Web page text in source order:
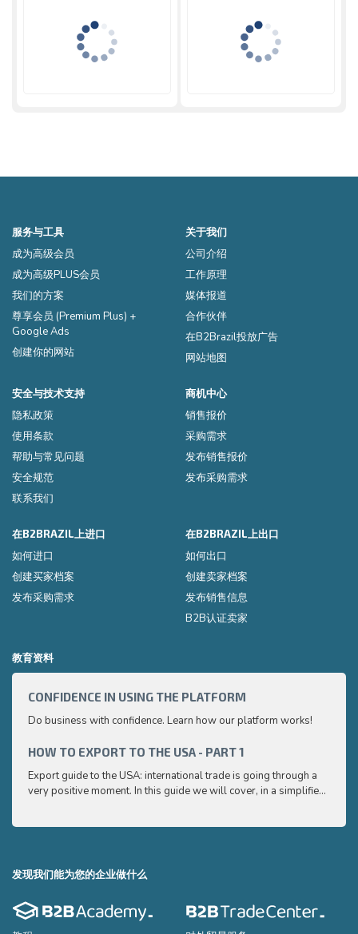
服务与工具
成为高级会员
成为高级PLUS会员
我们的方案
尊享会员 (Premium Plus) +
Google Ads
创建你的网站
关于我们
公司介绍
工作原理
媒体报道
合作伙伴
在B2Brazil投放广告
网站地图
安全与技术支持
隐私政策
使用条款
帮助与常见问题
安全规范
联系我们
商机中心
销售报价
采购需求
发布销售报价
发布采购需求
在B2BRAZIL上进口
如何进口
创建买家档案
发布采购需求
在B2BRAZIL上出口
如何出口
创建卖家档案
发布销售信息
B2B认证卖家
教育资料
CONFIDENCE IN USING THE PLATFORM
Do business with confidence. Learn how our platform works!
HOW TO EXPORT TO THE USA - PART 1
Export guide to the USA: international trade is going through a
very positive moment. In this guide we will cover, in a simplified
to
发现我们能为您的企业做什么